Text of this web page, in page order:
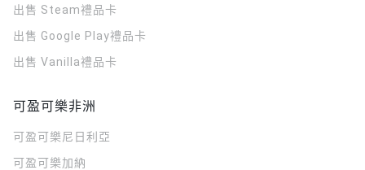
出售 Steam禮品卡
出售 Google Play禮品卡
出售 Vanilla禮品卡
可盈可樂非洲
可盈可樂 尼日利亞
可盈可樂加納